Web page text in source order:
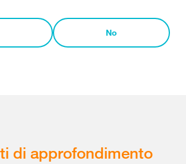
No
di approfondimento